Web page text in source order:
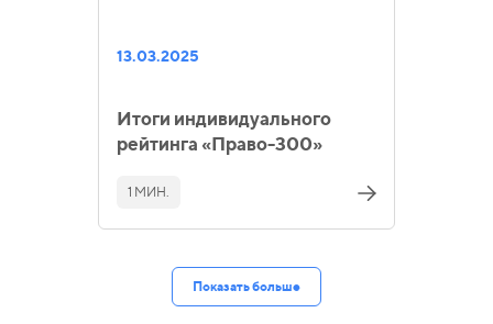
13.03.2025
Итоги индивидуального
рейтинга «Право-300»
1 МИН.
Показать больше